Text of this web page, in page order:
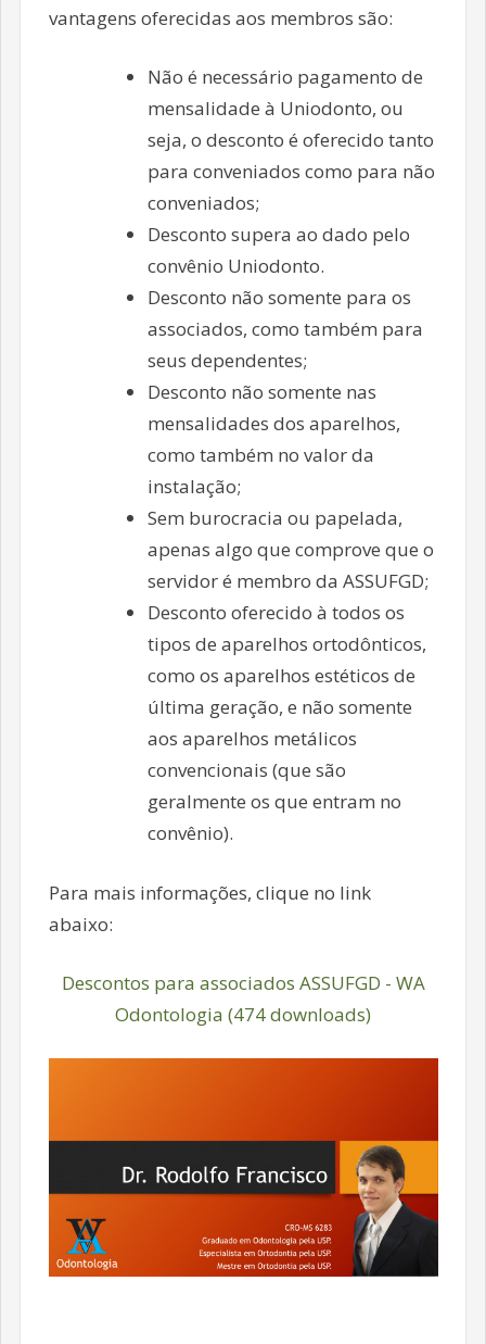
vantagens oferecidas aos membros são:
Não é necessário pagamento de
mensalidade à Uniodonto, ou
seja, o desconto é oferecido tanto
para conveniados como para não
conveniados;
Desconto supera ao dado pelo
convênio Uniodonto.
Desconto não somente para os
associados, como também para
seus dependentes;
Desconto não somente nas
mensalidades dos aparelhos,
como também no valor da
instalação;
Sem burocracia ou papelada,
apenas algo que comprove que o
servidor é membro da ASSUFGD;
Desconto oferecido à todos os
tipos de aparelhos ortodônticos,
como os aparelhos estéticos de
última geração, e não somente
aos aparelhos metálicos
convencionais (que são
geralmente os que entram no
convênio).
Para mais informações, clique no link
abaixo:
Descontos para associados ASSUFGD - WA
Odontologia (474 downloads)